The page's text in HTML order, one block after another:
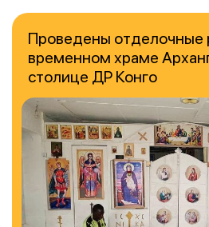
Проведены отделочные
временном храме
столице ДР Конго